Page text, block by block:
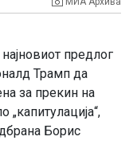
предлог
Трамп да
за прекин на
„капитулација“,
Борис